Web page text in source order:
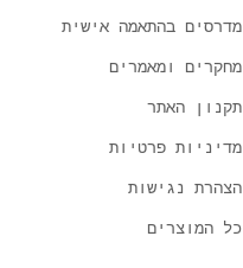
מדרסים בהתאמה אישית
מחקרים ומאמרים
תקנון האתר
מדיניות פרטיות
הצהרת נגישות
כל המוצרים